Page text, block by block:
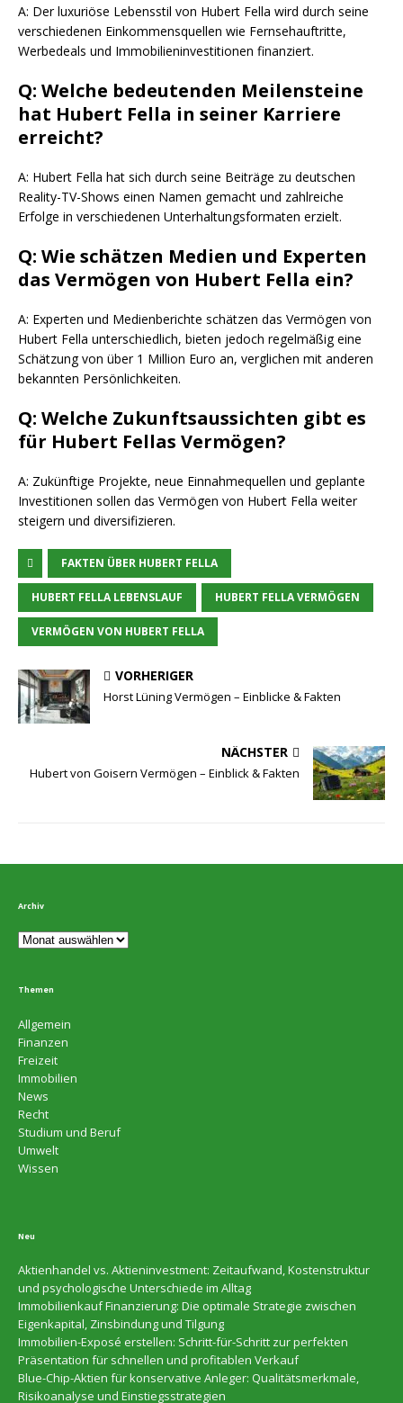
A: Der luxuriöse Lebensstil von Hubert Fella wird durch seine
verschiedenen Einkommensquellen wie Fernsehauftritte,
Werbedeals und Immobilieninvestitionen finanziert.
Q: Welche bedeutenden Meilensteine
hat Hubert Fella in seiner Karriere
erreicht?
A: Hubert Fella hat sich durch seine Beiträge zu deutschen
Reality-TV-Shows einen Namen gemacht und zahlreiche
Erfolge in verschiedenen Unterhaltungsformaten erzielt.
Q: Wie schätzen Medien und Experten
das Vermögen von Hubert Fella ein?
A: Experten und Medienberichte schätzen das Vermögen von
Hubert Fella unterschiedlich, bieten jedoch regelmäßig eine
Schätzung von über 1 Million Euro an, verglichen mit anderen
bekannten Persönlichkeiten.
Q: Welche Zukunftsaussichten gibt es
für Hubert Fellas Vermögen?
A: Zukünftige Projekte, neue Einnahmequellen und geplante
Investitionen sollen das Vermögen von Hubert Fella weiter
steigern und diversifizieren.
FAKTEN ÜBER HUBERT FELLA
HUBERT FELLA LEBENSLAUF HUBERT FELLA VERMÖGEN
VERMÖGEN VON HUBERT FELLA
VORHERIGER
Horst Lüning Vermögen – Einblicke & Fakten
NÄCHSTER
Hubert von Goisern Vermögen – Einblick & Fakten
Archiv
Themen
Allgemein
Finanzen
Freizeit
Immobilien
News
Recht
Studium und Beruf
Umwelt
Wissen
Neu
Aktienhandel vs. Aktieninvestment: Zeitaufwand, Kostenstruktur
und psychologische Unterschiede im Alltag
Immobilienkauf Finanzierung: Die optimale Strategie zwischen
Eigenkapital, Zinsbindung und Tilgung
Immobilien-Exposé erstellen: Schritt-für-Schritt zur perfekten
Präsentation für schnellen und profitablen Verkauf
Blue-Chip-Aktien für konservative Anleger: Qualitätsmerkmale,
Risikoanalyse und Einstiegsstrategien